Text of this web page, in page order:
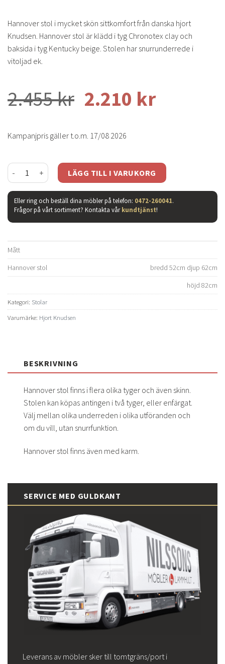
Hannover stol i mycket skön sittkomfort från danska hjort
Knudsen. Hannover stol är klädd i tyg Chronotex clay och
baksida i tyg Kentucky beige. Stolen har snurrunderrede i
vitoljad ek.
2.455kr 2.210 kr
Kampanjpris gäller t.o.m. 17/08 2026
Hannover snurrstol clay /beige tyg mängd
LÄGG TILL I VARUKORG
Eller ring och beställ dina möbler på telefon: 0472-260041.
Frågor på vårt sortiment? Kontakta vårkundtjänst!
Mått
Hannover stol
bredd 52cm djup 62cm
höjd 82cm
Kategori: Stolar
Varumärke: Hjort Knudsen
BESKRIVNING
Hannover stol finns i flera olika tyger och även skinn.
Stolen kan köpas antingen i två tyger, eller enfärgat.
Välj mellan olika underreden i olika utföranden och
om du vill, utan snurrfunktion.
Hannover stol finns även med karm.
SERVICE MED GULDKANT
Leverans av möbler sker till tomtgräns/port i